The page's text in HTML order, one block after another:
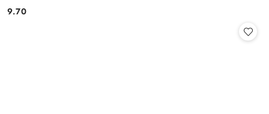
Cena:
9.70